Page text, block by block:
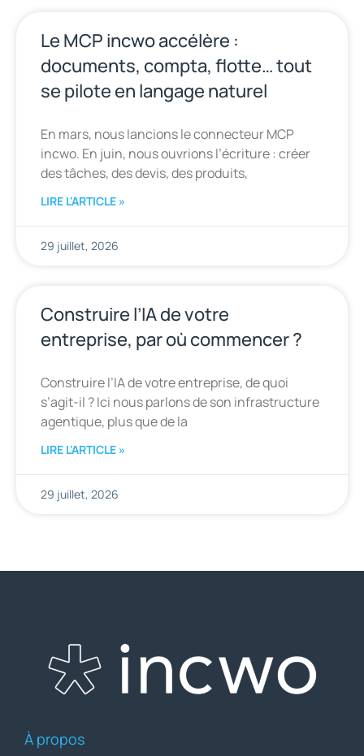
Le MCP incwo accélère :
documents, compta, flotte… tout
se pilote en langage naturel
En mars, nous lancions le connecteur MCP
incwo. En juin, nous ouvrions l’écriture : créer
des tâches, des devis, des produits,
LIRE L'ARTICLE »
29 juillet, 2026
Construire l’IA de votre
entreprise, par où commencer ?
Construire l’IA de votre entreprise, de quoi
s’agit-il ? Ici nous parlons de son infrastructure
agentique, plus que de la
LIRE L'ARTICLE »
29 juillet, 2026
À propos